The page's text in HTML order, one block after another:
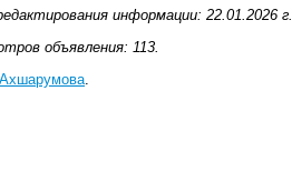
информации: 22.01.2026 г.
объявления: 113.
.